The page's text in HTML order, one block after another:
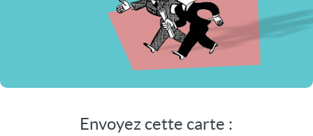
Envoyez cette carte :